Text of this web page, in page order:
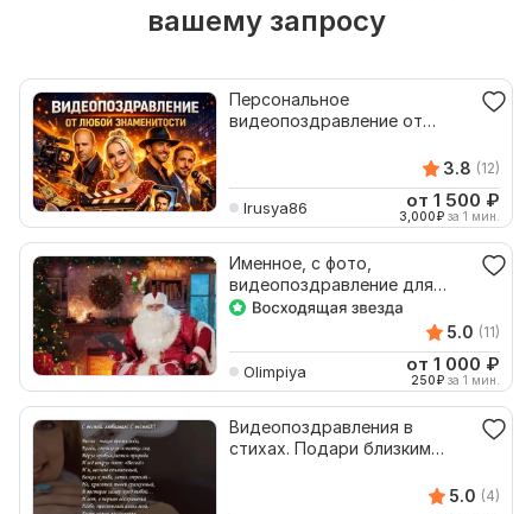
вашему запросу
Персональное
видеопоздравление от
3.8 (12)
Irusya86 от 1 500 ₽
3,000₽ за 1 мин.
Именное, с фото,
видеопоздравление для
взрослого от Деда Мороза -
5.0 (11)
Olimpiya от 1 000 ₽
250₽ за 1 мин.
Видеопоздравления в
стихах. Подари близким
5.0 (4)